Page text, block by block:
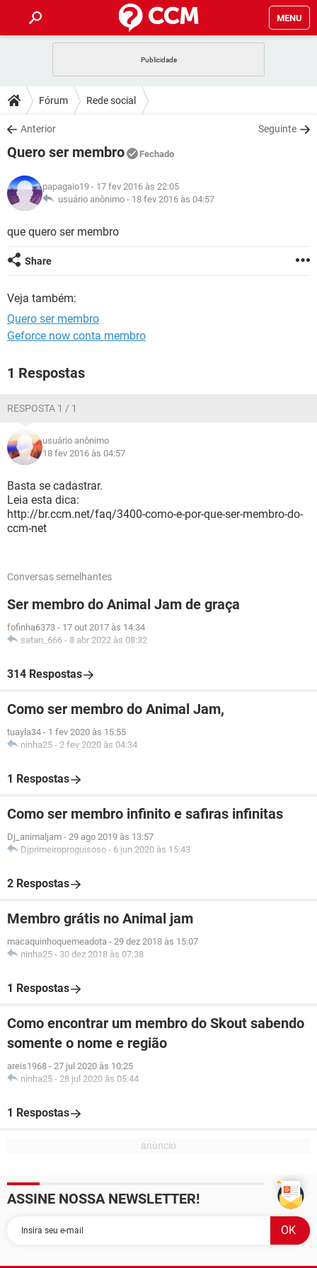
MENU
CELULAR
OUTLOOK
INSTAGRAM GMAIL
GUIA DE COMPRAS
DICAS
JOGOS
INSTAGRAM GMAIL
GUIA DE COMPRAS
DOWNLOADS
JOGOS WHATSAPP
CELULAR
OUTLOOK EXCEL
FÓRUM
JOGOS WHATSAPP
CELULAR
OUTLOOK
INSTAGRAM
GLOSSÁRIO
INSTAGRAM
GUIA DE COMPRAS
Fórum Rede social
Anterior Seguinte
Quero ser membro Fechado
papagaio19 - 17 fev 2016 às 22:05
usuário anônimo - 18 fev 2016 às 04:57
que quero ser membro
Share
Veja também:
Quero ser membro
Geforce now conta membro
1 Respostas
RESPOSTA 1 / 1
usuário anônimo
18 fev 2016 às 04:57
Basta se cadastrar.
Leia esta dica:
http://br.ccm.net/faq/3400-como-e-por-que-ser-membro-do-
ccm-net
Conversas semelhantes
Ser membro do Animal Jam de graça
fofinha6373 - 17 out 2017 às 14:34
satan_666 - 8 abr 2022 às 08:32
314 Respostas
Como ser membro do Animal Jam,
tuayla34 - 1 fev 2020 às 15:55
ninha25 - 2 fev 2020 às 04:34
1 Respostas
Como ser membro infinito e safiras infinitas
Dj_animaljam - 29 ago 2019 às 13:57
Djprimeiroproguisoso - 6 jun 2020 às 15:43
2 Respostas
Membro grátis no Animal jam
macaquinhoquemeadota - 29 dez 2018 às 15:07
ninha25 - 30 dez 2018 às 07:38
1 Respostas
Como encontrar um membro do Skout sabendo
somente o nome e região
areis1968 - 27 jul 2020 às 10:25
ninha25 - 28 jul 2020 às 05:44
1 Respostas
ASSINE NOSSA NEWSLETTER!